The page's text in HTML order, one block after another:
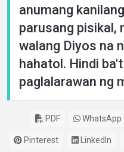
anumang
parusang pisikal,
walang Diyos na
hahatol. Hindi
paglalarawan ng
PDF WhatsApp
Pinterest LinkedIn